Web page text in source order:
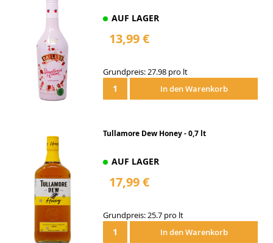
AUF LAGER
13,99 €
Grundpreis: 27.98 pro lt
In den Warenkorb
Tullamore Dew Honey - 0,7 lt
AUF LAGER
17,99 €
Grundpreis: 25.7 pro lt
In den Warenkorb